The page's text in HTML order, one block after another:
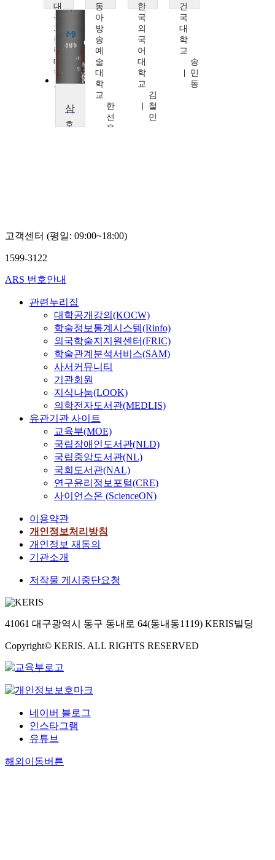
대
구
가
톨
릭
대
학
교
붕
동
아
방
송
예
술
대
학
교
한
선
옥,
한
국
외
국
어
대
학
교
김
철
민
건
국
대
학
교
송
민
동
호
고객센터 (평일: 09:00~18:00)
1599-3122
ARS 번호안내
관련누리집
대학공개강의(KOCW)
학술정보통계시스템(Rinfo)
외국학술지지원센터(FRIC)
학술관계분석서비스(SAM)
사서커뮤니티
기관회원
지식나눔(LOOK)
의학전자도서관(MEDLIS)
유관기관 사이트
교육부(MOE)
국립장애인도서관(NLD)
국립중앙도서관(NL)
국회도서관(NAL)
연구윤리정보포털(CRE)
사이언스온 (ScienceON)
이용약관
개인정보처리방침
개인정보 재동의
기관소개
저작물 게시중단요청
41061 대구광역시 동구 동내로 64(동내동1119) KERIS빌딩
Copyright© KERIS. ALL RIGHTS RESERVED
네이버 블로그
인스타그램
유튜브
해외이동버튼